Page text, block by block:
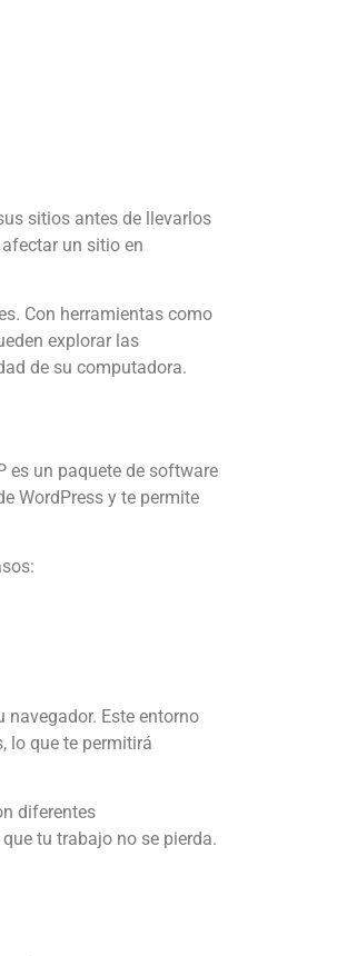
sitios antes de llevarlos
un sitio en
Con herramientas como
explorar las
de su computadora.
es un paquete de software
WordPress y te permite
navegador. Este entorno
lo que te permitirá
diferentes
tu trabajo no se pierda.